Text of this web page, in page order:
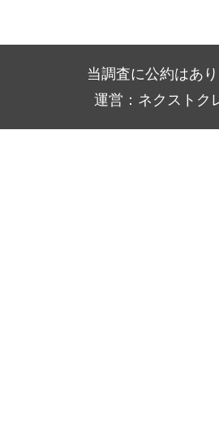
当調査に公約はあり
運営：ネクストク